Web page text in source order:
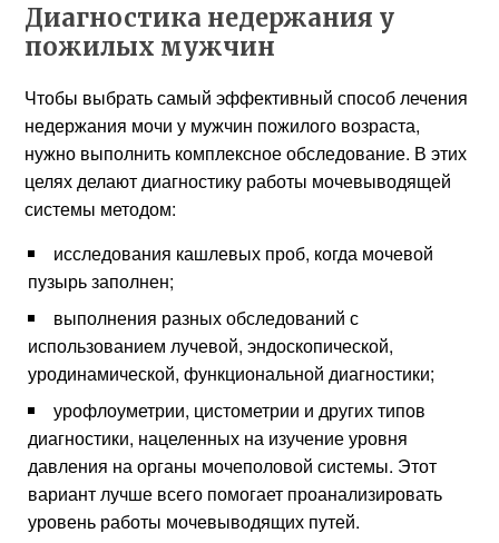
Диагностика недержания у
пожилых мужчин
Чтобы выбрать самый эффективный способ лечения
недержания мочи у мужчин пожилого возраста,
нужно выполнить комплексное обследование. В этих
целях делают диагностику работы мочевыводящей
системы методом:
исследования кашлевых проб, когда мочевой
пузырь заполнен;
выполнения разных обследований с
использованием лучевой, эндоскопической,
уродинамической, функциональной диагностики;
урофлоуметрии, цистометрии и других типов
диагностики, нацеленных на изучение уровня
давления на органы мочеполовой системы. Этот
вариант лучше всего помогает проанализировать
уровень работы мочевыводящих путей.